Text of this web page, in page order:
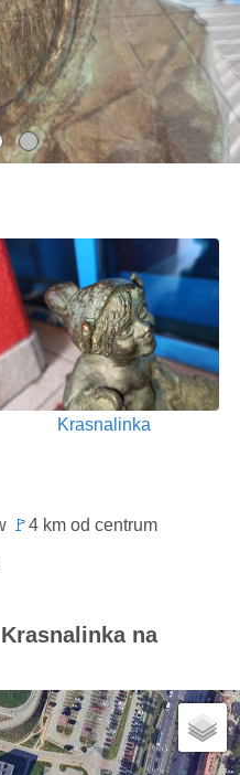
Krasnalinka
🚩4 km od centrum
na